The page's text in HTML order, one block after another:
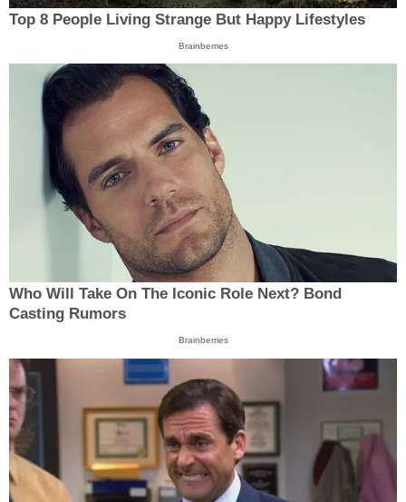
Top 8 People Living Strange But Happy Lifestyles
Brainberries
Who Will Take On The Iconic Role Next? Bond
Casting Rumors
Brainberries